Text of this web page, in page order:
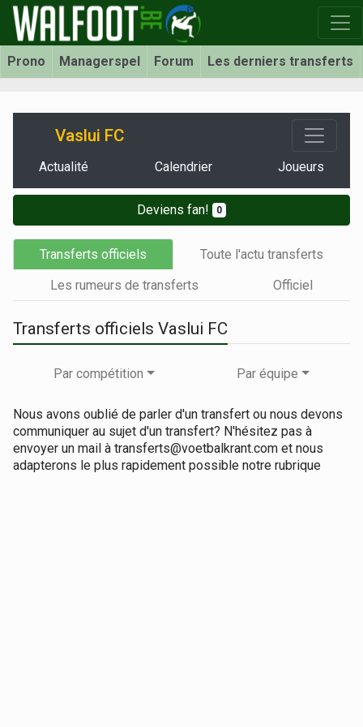
Prono Managerspel Forum Les derniers transferts
Vaslui FC
Actualité Calendrier Joueurs
Deviens fan! 0
Transferts officiels
Toute l'actu transferts
Les rumeurs de transferts
Officiel
Transferts officiels Vaslui FC
Par compétition Par équipe
Nous avons oublié de parler d'un transfert ou nous devons
communiquer au sujet d'un transfert? N'hésitez pas à
envoyer un mail à transferts@voetbalkrant.com et nous
adapterons le plus rapidement possible notre rubrique